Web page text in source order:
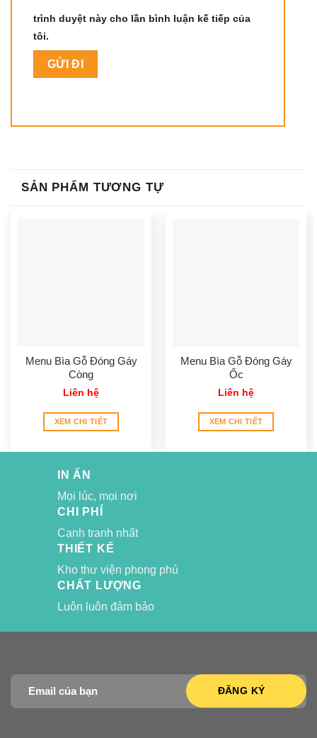
trình duyệt này cho lần bình luận kế tiếp của
tôi.
SẢN PHẨM TƯƠNG TỰ
Menu Bìa Gỗ Đóng Gáy
Còng
Liên hệ
XEM CHI TIẾT
Menu Bìa Gỗ Đóng Gáy
Ốc
Liên hệ
XEM CHI TIẾT
IN ẤN
Mọi lúc, mọi nơi
CHI PHÍ
Cạnh tranh nhất
THIẾT KẾ
Kho thư viện phong phú
CHẤT LƯỢNG
Luôn luôn đảm bảo